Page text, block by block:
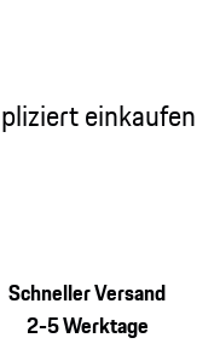
einkaufen
Schneller Versand
2-5 Werktage